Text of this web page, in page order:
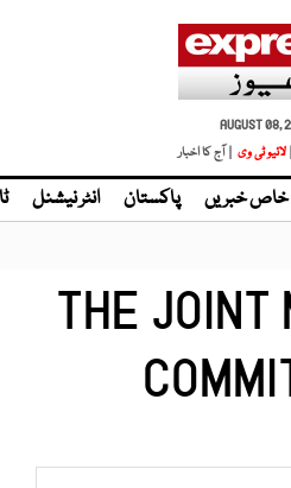
AUGUST 08,
لائیو ٹی وی | آج کا اخبار
خاص خبریں پاکستان انٹر نیشنل
THE